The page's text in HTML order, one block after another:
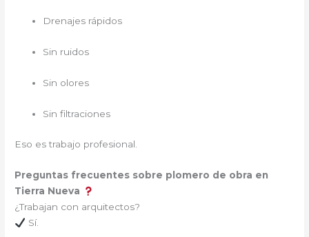
Drenajes rápidos
Sin ruidos
Sin olores
Sin filtraciones
Eso es trabajo profesional.
Preguntas frecuentes sobre plomero de obra en
Tierra Nueva
¿Trabajan con arquitectos?
Sí.